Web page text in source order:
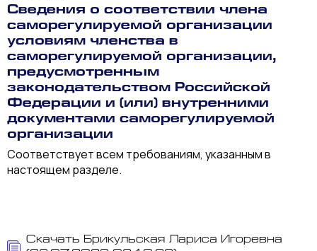
Сведения о соответствии члена
саморегулируемой организации
условиям членства в
саморегулируемой организации,
предусмотренным
законодательством Российской
Федерации и (или) внутренними
документами саморегулируемой
организации
Соответствует всем требованиям, указанным в
настоящем разделе.
Скачать Брикульская Лариса Игоревна